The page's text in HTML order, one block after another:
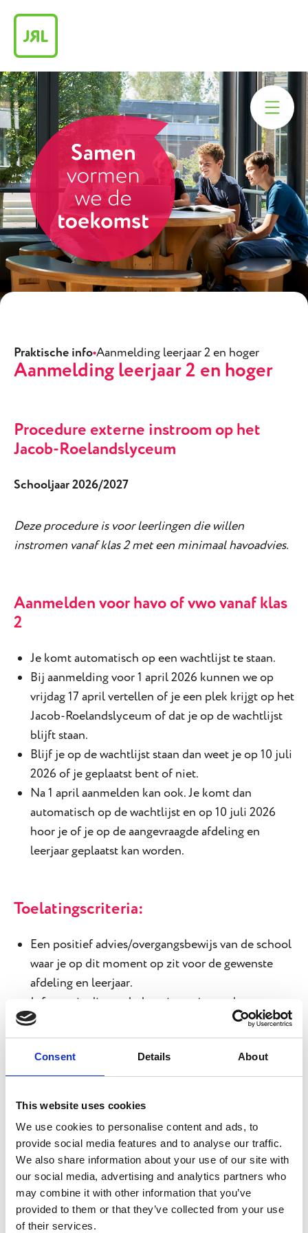
Consent Details About
This website uses cookies
We use cookies to personalise content and ads, to
provide social media features and to analyse our traffic.
We also share information about your use of our site with
our social media, advertising and analytics partners who
may combine it with other information that you’ve
provided to them or that they’ve collected from your use
of their services.
Praktische info
Praktische info•Aanmelding leerjaar 2 en hoger
Aanmelding leerjaar 2 en hoger
Procedure externe instroom op het
Jacob-Roelandslyceum
Schooljaar 2026/2027
Deze procedure is voor leerlingen die willen
instromen vanaf klas 2 met een minimaal havoadvies.
Aanmelden voor havo of vwo vanaf klas
2
Je komt automatisch op een wachtlijst te staan.
Bij aanmelding voor 1 april 2026 kunnen we op
vrijdag 17 april vertellen of je een plek krijgt op het
Jacob-Roelandslyceum of dat je op de wachtlijst
blijft staan.
Blijf je op de wachtlijst staan dan weet je op 10 juli
2026 of je geplaatst bent of niet.
Na 1 april aanmelden kan ook. Je komt dan
automatisch op de wachtlijst en op 10 juli 2026
hoor je of je op de aangevraagde afdeling en
leerjaar geplaatst kan worden.
Toelatingscriteria:
Een positief advies/overgangsbewijs van de school
waar je op dit moment op zit voor de gewenste
afdeling en leerjaar.
Informatie die van belang is om je goed te
begeleiden. We sturen een inlichtingenformulier
naar de school waar je zit om deze informatie op
te vragen.
Als er ondersteuning nodig is, beoordelen we of
we die kunnen bieden.
Procedure:
Meld je aan via de aanmeldlink op de site.
Binnen 5 werkdagen nemen we aanmeldingen in